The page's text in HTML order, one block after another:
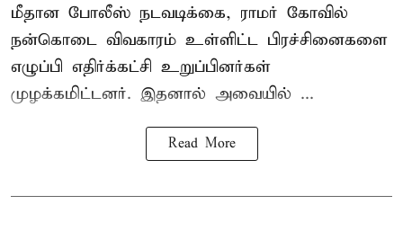
மீதான போலீஸ் நடவடிக்கை, ராமர் கோவில்
நன்கொடை விவகாரம் உள்ளிட்ட பிரச்சினைகளை
எழுப்பி எதிர்க்கட்சி உறுப்பினர்கள்
முழக்கமிட்டனர். இதனால் அவையில் ...
Read More